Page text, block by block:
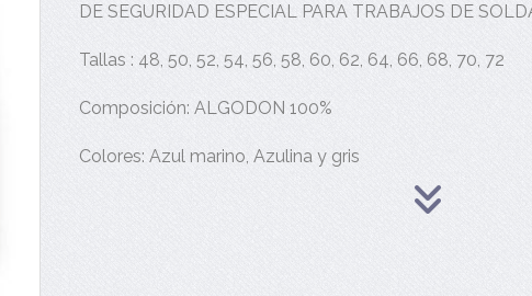
DE SEGURIDAD ESPECIAL PARA TRABAJOS DE
Tallas : 48, 50, 52, 54, 56, 58, 60, 62, 64, 66, 68, 70, 72
Composición: ALGODON 100%
Colores: Azul marino, Azulina y gris